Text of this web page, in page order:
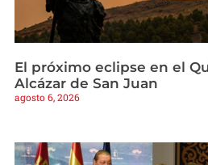
El próximo eclipse en el
Alcázar de San Juan
agosto 6, 2026